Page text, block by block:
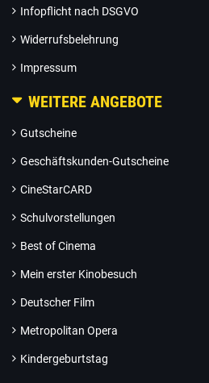
Infopflicht nach DSGVO
Widerrufsbelehrung
Impressum
WEITERE ANGEBOTE
Gutscheine
Geschäftskunden-Gutscheine
CineStarCARD
Schulvorstellungen
Best of Cinema
Mein erster Kinobesuch
Deutscher Film
Metropolitan Opera
Kindergeburtstag